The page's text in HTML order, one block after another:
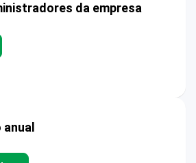
da empresa